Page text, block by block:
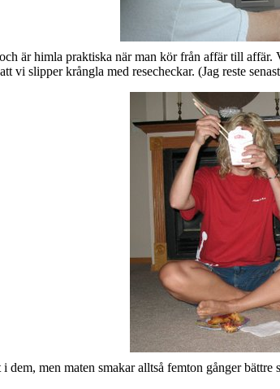
är himla praktiska när man kör från affär till
slipper krångla med resecheckar. (Jag reste
dem, men maten smakar alltså femton gånger